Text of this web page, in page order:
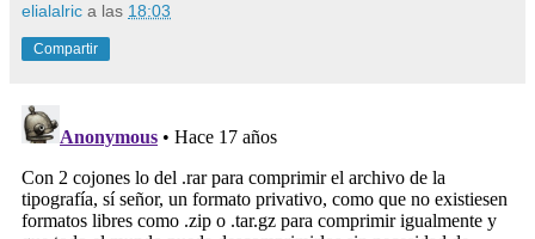
elialalric a las 18:03
Compartir